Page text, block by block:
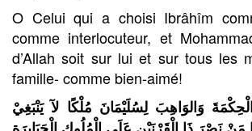
O Celui qui a choisi Ibrâhîm
comme interlocuteur, et
d’Allah soit sur lui et sur tous les
famille- comme bien-aimé!
وَالوَاهِبَ لِسُلَيْمَانَ مُلْكًا لآ يَنْبَغِيْ